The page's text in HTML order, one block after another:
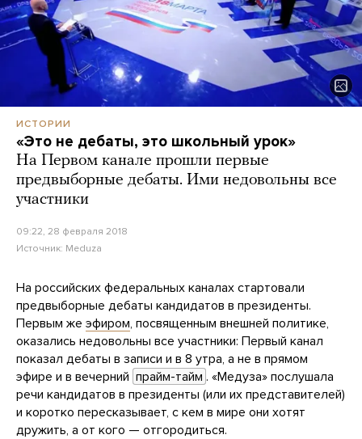
ИСТОРИИ
«Это не дебаты, это школьный урок»
На Первом канале прошли первые
предвыборные дебаты. Ими недовольны все
участники
09:22, 28 февраля 2018
Источник: Meduza
На российских федеральных каналах стартовали
предвыборные дебаты кандидатов в президенты.
Первым же эфиром, посвященным внешней политике,
оказались недовольны все участники: Первый канал
показал дебаты в записи и в 8 утра, а не в прямом
эфире и в вечерний прайм-тайм . «Медуза» послушала
речи кандидатов в президенты (или их представителей)
и коротко пересказывает, с кем в мире они хотят
дружить, а от кого — отгородиться.